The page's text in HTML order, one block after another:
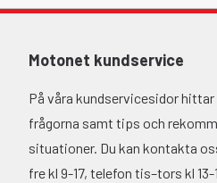
Motonet kundservice
På våra kundservicesidor
frågorna samt tips och
situationer. Du kan kontakta
fre kl 9-17, telefon tis–tors kl